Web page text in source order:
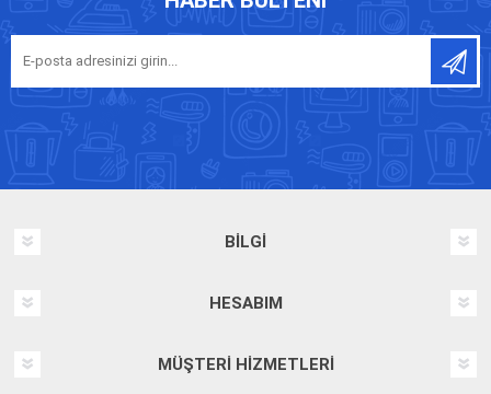
BILGI
HESABIM
MÜŞTERI HIZMETLERI